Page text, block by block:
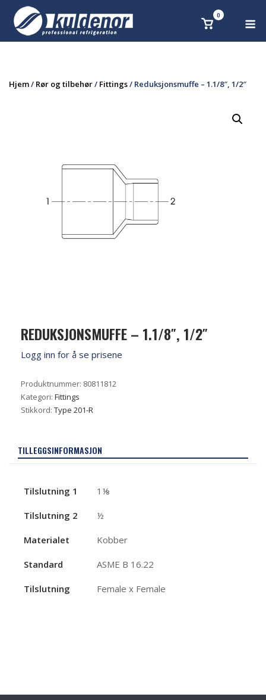
content
Se 0
Hjem/ Rør og tilbehør/ Fittings/ Reduksjonsmuffe – 1.1/8″, 1/2″
REDUKSJONSMUFFE – 1.1/8″, 1/2″
Logg inn for å se prisene
Produktnummer: 80811812
Kategori: Fittings
Stikkord: Type 201-R
TILLEGGSINFORMASJON
Tilslutning 1 1⅛
Tilslutning 2 ½
Materialet Kobber
Standard ASME B 16.22
Tilslutning Female x Female